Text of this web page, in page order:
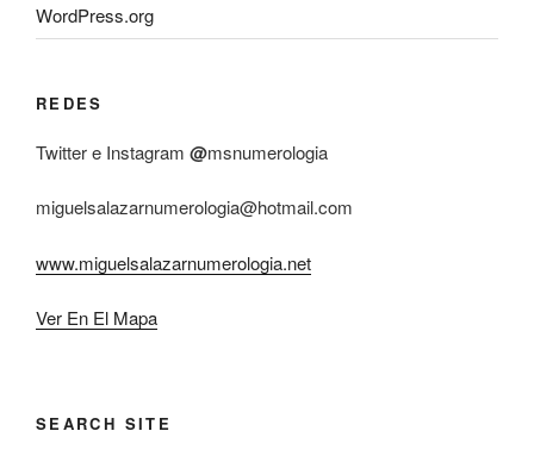
WordPress.org
REDES
Twitter e Instagram @msnumerologia
miguelsalazarnumerologia@hotmail.com
www.miguelsalazarnumerologia.net
Ver En El Mapa
SEARCH SITE